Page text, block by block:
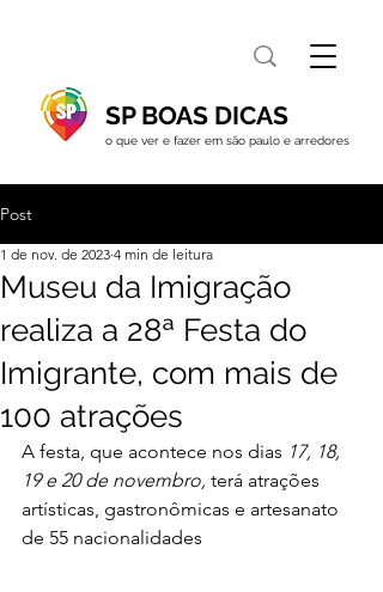
SP BOAS DICAS
o que ver e fazer em são paulo e arredores
Post
Museu da Imigração
realiza a 28ª Festa do
Imigrante, com mais de
100 atrações
1 de nov. de 2023 4 min de leitura
A festa, que acontece nos dias 17, 18,
19 e 20 de novembro, terá atrações
artísticas, gastronômicas e artesanato
de 55 nacionalidades